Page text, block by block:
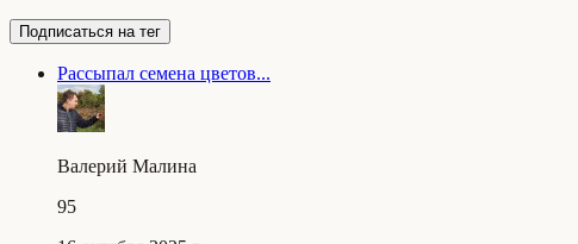
Подписаться на тег
Рассыпал семена цветов...
Валерий Малина
95